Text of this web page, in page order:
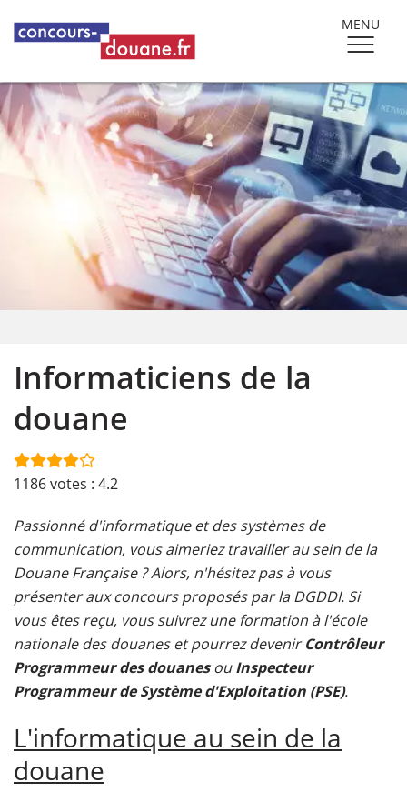
MENU
Informaticiens de la
douane
1186votes : 4.2
Passionné d'informatique et des systèmes de
communication, vous aimeriez travailler au sein de la
Douane Française ? Alors, n'hésitez pas à vous
présenter aux concours proposés par la DGDDI. Si
vous êtes reçu, vous suivrez une formation à l'école
nationale des douanes et pourrez devenirContrôleur
Programmeur des douanesouInspecteur
Programmeur de Système d'Exploitation (PSE).
L'informatique au sein de la
douane